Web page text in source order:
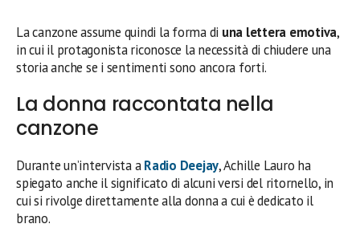
La canzone assume quindi la forma di una lettera emotiva,
in cui il protagonista riconosce la necessità di chiudere una
storia anche se i sentimenti sono ancora forti.
La donna raccontata nella
canzone
Durante un’intervista aRadio Deejay, Achille Lauro ha
spiegato anche il significato di alcuni versi del ritornello, in
cui si rivolge direttamente alla donna a cui è dedicato il
brano.